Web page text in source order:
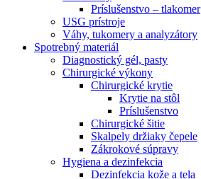
Príslušenstvo – tlakomer
USG prístroje
Váhy, tukomery a analyzátory
Spotrebný materiál
Diagnostický gél, pasty
Chirurgické výkony
Chirurgické krytie
Krytie na stôl
Príslušenstvo
Chirurgické šitie
Skalpely držiaky čepele
Zákrokové súpravy
Hygiena a dezinfekcia
Dezinfekcia kože a tela